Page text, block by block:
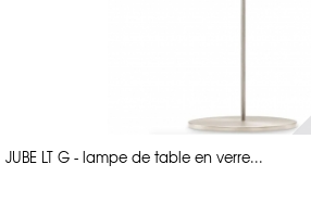
JUBE LT G - lampe de table en verre...